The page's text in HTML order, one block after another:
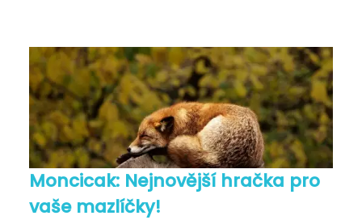
Moncicak: Nejnovější hračka pro
vaše mazlíčky!